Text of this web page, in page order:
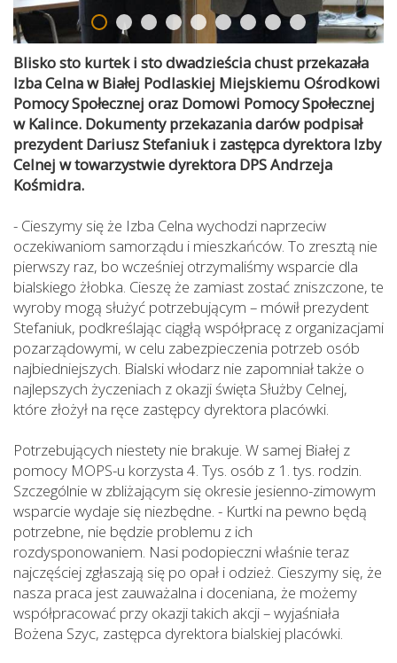
Blisko sto kurtek i sto dwadzieścia chust przekazała
Izba Celna w Białej Podlaskiej Miejskiemu Ośrodkowi
Pomocy Społecznej oraz Domowi Pomocy Społecznej
w Kalince. Dokumenty przekazania darów podpisał
prezydent Dariusz Stefaniuk i zastępca dyrektora Izby
Celnej w towarzystwie dyrektora DPS Andrzeja
Kośmidra.
- Cieszymy się że Izba Celna wychodzi naprzeciw
oczekiwaniom samorządu i mieszkańców. To zresztą nie
pierwszy raz, bo wcześniej otrzymaliśmy wsparcie dla
bialskiego żłobka. Cieszę że zamiast zostać zniszczone, te
wyroby mogą służyć potrzebującym – mówił prezydent
Stefaniuk, podkreślając ciągłą współpracę z organizacjami
pozarządowymi, w celu zabezpieczenia potrzeb osób
najbiedniejszych. Bialski włodarz nie zapomniał także o
najlepszych życzeniach z okazji święta Służby Celnej,
które złożył na ręce zastępcy dyrektora placówki.
Potrzebujących niestety nie brakuje. W samej Białej z
pomocy MOPS-u korzysta 4. Tys. osób z 1. tys. rodzin.
Szczególnie w zbliżającym się okresie jesienno-zimowym
wsparcie wydaje się niezbędne. - Kurtki na pewno będą
potrzebne, nie będzie problemu z ich
rozdysponowaniem. Nasi podopieczni właśnie teraz
najczęściej zgłaszają się po opał i odzież. Cieszymy się, że
nasza praca jest zauważalna i doceniana, że możemy
współpracować przy okazji takich akcji – wyjaśniała
Bożena Szyc, zastępca dyrektora bialskiej placówki.